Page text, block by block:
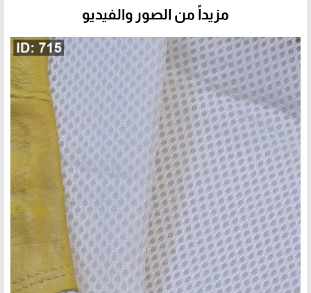
مزيداً من الصور والفيديو